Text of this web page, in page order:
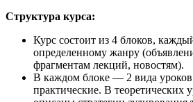
Структура курса:
Курс состоит из 4 блоков,
определенному жанру
фрагментам лекций, новостям).
В каждом блоке — 2 вида
практические. В теоретических